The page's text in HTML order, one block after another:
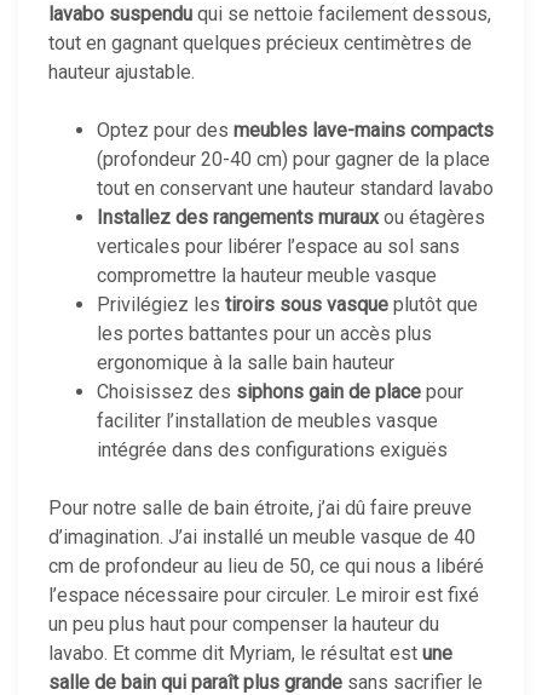
lavabo suspendu qui se nettoie facilement dessous,
tout en gagnant quelques précieux centimètres de
hauteur ajustable.
Optez pour des meubles lave-mains compacts
(profondeur 20-40 cm) pour gagner de la place
tout en conservant une hauteur standard lavabo
Installez des rangements murauxou étagères
verticales pour libérer l’espace au sol sans
compromettre la hauteur meuble vasque
Privilégiez les tiroirs sous vasque plutôt que
les portes battantes pour un accès plus
ergonomique à la salle bain hauteur
Choisissez des siphons gain de place pour
faciliter l’installation de meubles vasque
intégrée dans des configurations exiguës
Pour notre salle de bain étroite, j’ai dû faire preuve
d’imagination. J’ai installé un meuble vasque de 40
cm de profondeur au lieu de 50, ce qui nous a libéré
l’espace nécessaire pour circuler. Le miroir est fixé
un peu plus haut pour compenser la hauteur du
lavabo. Et comme dit Myriam, le résultat est une
salle de bain qui paraît plus grande sans sacrifier le